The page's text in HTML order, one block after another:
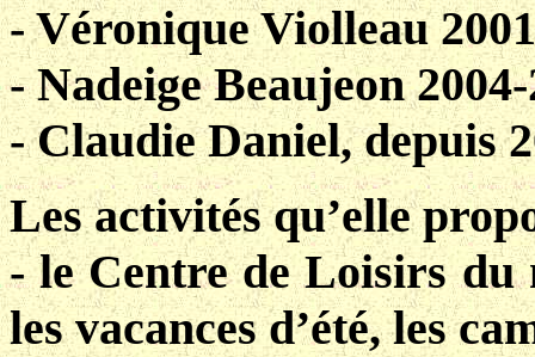
- Véronique Violleau
- Nadeige Beaujeon
- Claudie Daniel, depuis
Les activités qu’elle
- le Centre de Loisirs du
les vacances d’été, les